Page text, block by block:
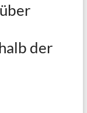
der